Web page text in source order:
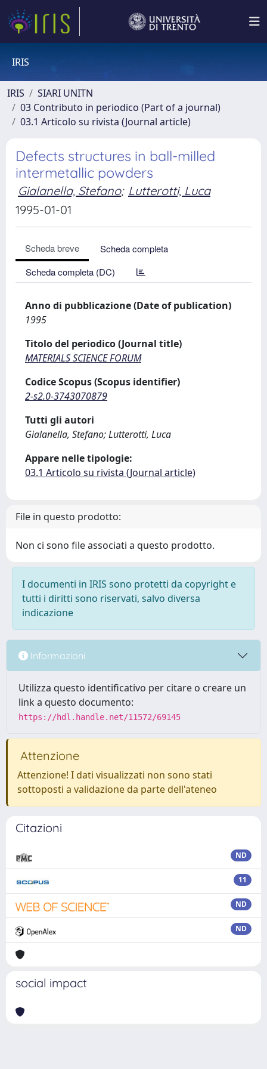
IRIS
IRIS
SIARI UNITN
03 Contributo in periodico (Part of a journal)
03.1 Articolo su rivista (Journal article)
Defects structures in ball-milled
intermetallic powders
Gialanella, Stefano; Lutterotti, Luca
1995-01-01
Scheda breve
Scheda completa
Scheda completa (DC)
Anno di pubblicazione (Date of publication)
1995
Titolo del periodico (Journal title)
MATERIALS SCIENCE FORUM
Codice Scopus (Scopus identifier)
2-s2.0-3743070879
Tutti gli autori
Gialanella, Stefano; Lutterotti, Luca
Appare nelle tipologie:
03.1 Articolo su rivista (Journal article)
File in questo prodotto:
Non ci sono file associati a questo prodotto.
I documenti in IRIS sono protetti da copyright e
tutti i diritti sono riservati, salvo diversa
indicazione
Informazioni
Utilizza questo identificativo per citare o creare un
link a questo documento:
https://hdl.handle.net/11572/69145
Attenzione
Attenzione! I dati visualizzati non sono stati
sottoposti a validazione da parte dell'ateneo
Citazioni
ND
11
ND
ND
social impact